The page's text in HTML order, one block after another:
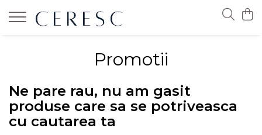
Coliere
Brățări
Promotii
Ne pare rau, nu am gasit
produse care sa se potriveasca
cu cautarea ta